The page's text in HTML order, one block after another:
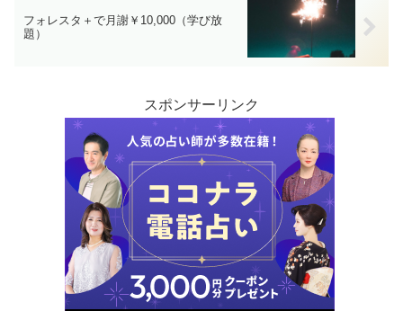
フォレスタ＋で月謝￥10,000（学び放
題）
スポンサーリンク